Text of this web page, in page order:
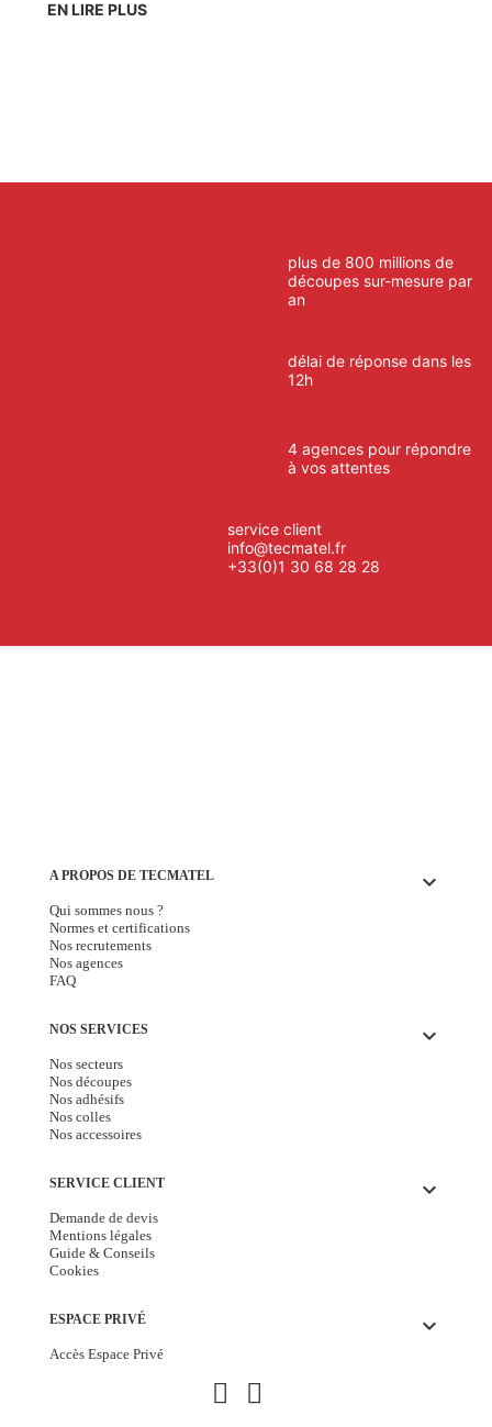
EN LIRE PLUS
plus de 800 millions de
découpes sur-mesure par
an
délai de réponse dans les
12h
4 agences pour répondre
à vos attentes
service client
info@tecmatel.fr
+33(0)1 30 68 28 28
A PROPOS DE TECMATEL keyboard_arrow_down
Qui sommes nous ?
Normes et certifications
Nos recrutements
Nos agences
FAQ
NOS SERVICES keyboard_arrow_down
Nos secteurs
Nos découpes
Nos adhésifs
Nos colles
Nos accessoires
SERVICE CLIENT keyboard_arrow_down
Demande de devis
Mentions légales
Guide & Conseils
Cookies
ESPACE PRIVÉ keyboard_arrow_down
Accès Espace Privé